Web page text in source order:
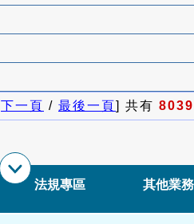
下一頁 / 最後一頁] 共有 8039
法規專區 其他業務